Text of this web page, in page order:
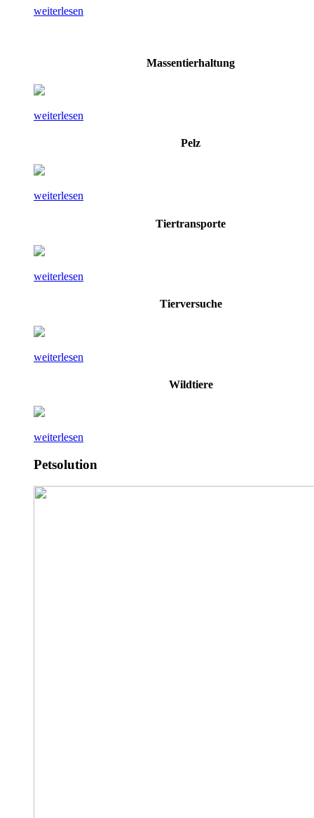
weiterlesen
Massentierhaltung
weiterlesen
Pelz
weiterlesen
Tiertransporte
weiterlesen
Tierversuche
weiterlesen
Wildtiere
weiterlesen
Petsolution